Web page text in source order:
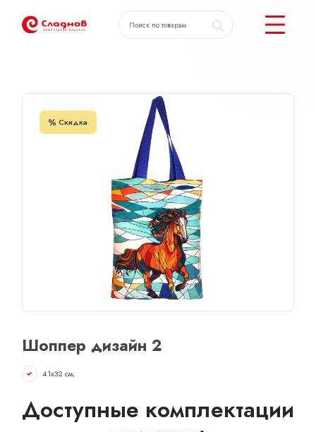
КАТАЛОГ ПОДАРКОВ
ПОДОБРАТЬ ПОДАРКИ
ДОСТАВКА И ОПЛАТА
О КОМПАНИИ
ОТЗЫВЫ
КОНТАКТЫ
Каталог Шоппер дизайн 2
Скидка
Шоппер дизайн 2
41х32 см;
Доступные комплектации